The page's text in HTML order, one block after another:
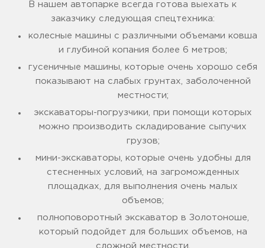
В нашем автопарке всегда готова выехать к
заказчику следующая спецтехника:
колесные машины с различными объемами ковша
и глубиной копания более 6 метров;
гусеничные машины, которые очень хорошо себя
показывают на слабых грунтах, заболоченной
местности;
экскаваторы-погрузчики, при помощи которых
можно производить складирование сыпучих
грузов;
мини-экскаваторы, которые очень удобны для
стесненных условий, на загроможденных
площадках, для выполнения очень малых
объемов;
полноповоротный экскаватор в Золотоноше,
который подойдет для больших объемов, на
сложной местности.